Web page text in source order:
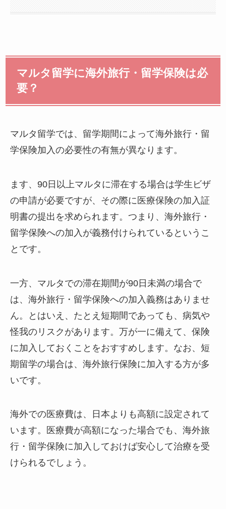
マルタ留学に海外旅行・留学保険は必
要？
マルタ留学では、留学期間によって海外旅行・留
学保険加入の必要性の有無が異なります。
ます、90日以上マルタに滞在する場合は学生ビザ
の申請が必要ですが、その際に医療保険の加入証
明書の提出を求められます。つまり、海外旅行・
留学保険への加入が義務付けられているというこ
とです。
一方、マルタでの滞在期間が90日未満の場合で
は、海外旅行・留学保険への加入義務はありませ
ん。とはいえ、たとえ短期間であっても、病気や
怪我のリスクがあります。万が一に備えて、保険
に加入しておくことをおすすめします。なお、短
期留学の場合は、海外旅行保険に加入する方が多
いです。
海外での医療費は、日本よりも高額に設定されて
います。医療費が高額になった場合でも、海外旅
行・留学保険に加入しておけば安心して治療を受
けられるでしょう。